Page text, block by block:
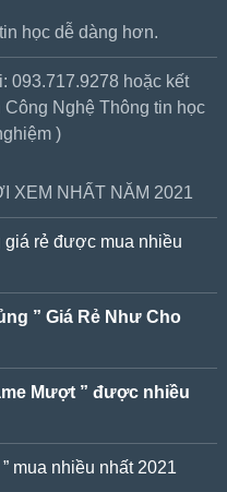
học dễ dàng hơn.
093.717.9278 hoặc kết
Nghệ Thông tin học
)
XEM NHẤT NĂM 2021
giá rẻ được mua nhiều
” Giá Rẻ Như Cho
Mượt ” được nhiều
mua nhiều nhất 2021